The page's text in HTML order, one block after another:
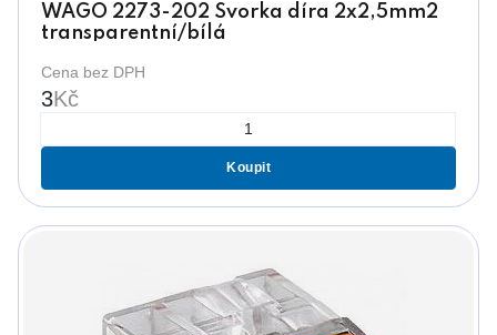
WAGO 2273-202 Svorka díra 2x2,5mm2
transparentní/bílá
Cena bez DPH
3Kč
Koupit